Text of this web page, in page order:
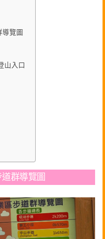
覽圖
山入口
群導覽圖